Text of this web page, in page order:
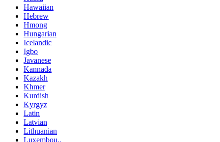
Hawaiian
Hebrew
Hmong
Hungarian
Icelandic
Igbo
Javanese
Kannada
Kazakh
Khmer
Kurdish
Kyrgyz
Latin
Latvian
Lithuanian
Luxembou..